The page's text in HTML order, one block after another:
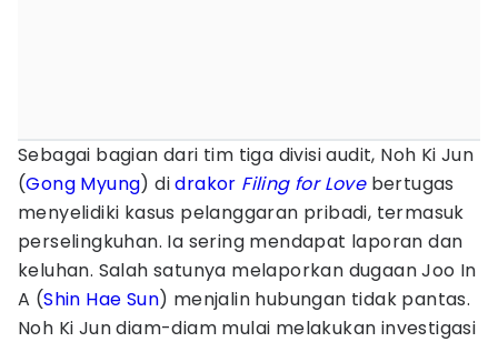
Sebagai bagian dari tim tiga divisi audit, Noh Ki Jun
(Gong Myung) didrakor Filing for Love bertugas
menyelidiki kasus pelanggaran pribadi, termasuk
perselingkuhan. Ia sering mendapat laporan dan
keluhan. Salah satunya melaporkan dugaan Joo In
A (Shin Hae Sun) menjalin hubungan tidak pantas.
Noh Ki Jun diam-diam mulai melakukan investigasi